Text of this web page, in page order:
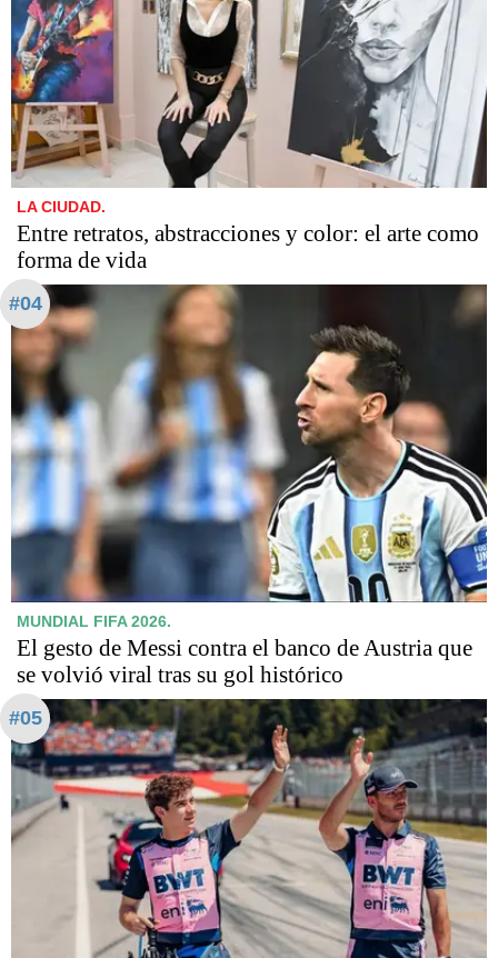
LA CIUDAD.
Entre retratos, abstracciones y color: el arte como
forma de vida
#04
MUNDIAL FIFA 2026.
El gesto de Messi contra el banco de Austria que
se volvió viral tras su gol histórico
#05